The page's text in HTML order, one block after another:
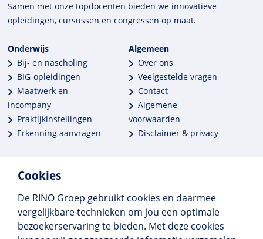
Cookies
De RINO Groep gebruikt cookies en daarmee
vergelijkbare technieken om jou een optimale
bezoekerservaring te bieden. Met deze cookies
Samen met onze top­docenten bieden we innova­tieve
opleidingen, cursussen en congres­sen op maat.
Onderwijs
Bij- en nascholing
BIG-opleidingen
Maatwerk en
incompany
Praktijkinstellingen
Erkenning aanvragen
Algemeen
Over ons
Veelgestelde vragen
Contact
Algemene
voorwaarden
Disclaimer & privacy
Meer dan 250 opleidingen
Alle BIG-opleidingen in huis
Cedeo-erkend en CRKBO-geregistreerd